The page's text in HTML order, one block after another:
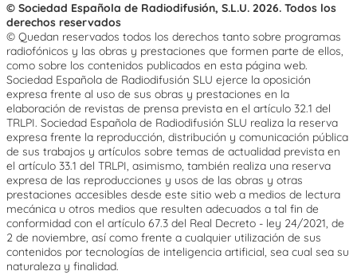
© Sociedad Española de Radiodifusión, S.L.U. 2026. Todos los
derechos reservados
© Quedan reservados todos los derechos tanto sobre programas
radiofónicos y las obras y prestaciones que formen parte de ellos,
como sobre los contenidos publicados en esta página web.
Sociedad Española de Radiodifusión SLU ejerce la oposición
expresa frente al uso de sus obras y prestaciones en la
elaboración de revistas de prensa prevista en el artículo 32.1 del
TRLPI. Sociedad Española de Radiodifusión SLU realiza la reserva
expresa frente la reproducción, distribución y comunicación pública
de sus trabajos y artículos sobre temas de actualidad prevista en
el artículo 33.1 del TRLPI, asimismo, también realiza una reserva
expresa de las reproducciones y usos de las obras y otras
prestaciones accesibles desde este sitio web a medios de lectura
mecánica u otros medios que resulten adecuados a tal fin de
conformidad con el artículo 67.3 del Real Decreto - ley 24/2021, de
2 de noviembre, así como frente a cualquier utilización de sus
contenidos por tecnologías de inteligencia artificial, sea cual sea su
naturaleza y finalidad.